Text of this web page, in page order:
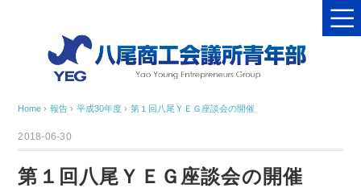
Home › 報告 › 平成30年度 › 第１回八尾ＹＥＧ座談会の開催
2018-06-30
第１回八尾ＹＥＧ座談会の開催